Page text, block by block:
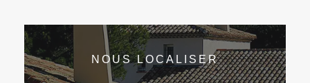
NOUS LOCALISER